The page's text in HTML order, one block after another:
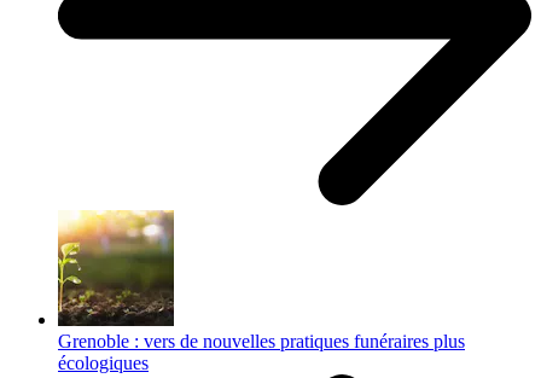
Grenoble : vers de nouvelles pratiques funéraires plus
écologiques